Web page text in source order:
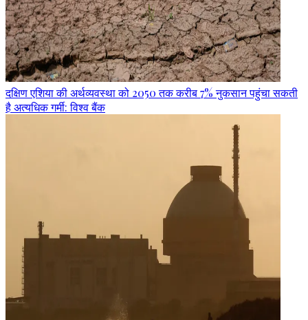
दक्षिण एशिया की अर्थव्यवस्था को 2050 तक करीब 7% नुकसान पहुंचा सकती
है अत्यधिक गर्मी: विश्व बैंक